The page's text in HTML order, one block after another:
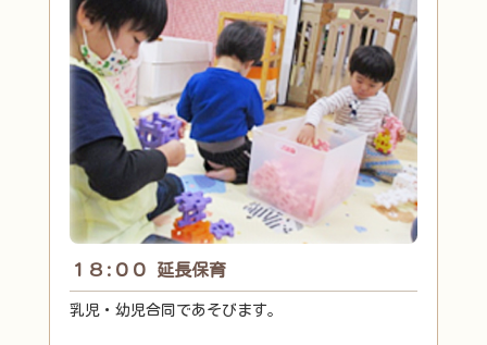
１８:００ 延長保育
乳児・幼児合同であそびます。